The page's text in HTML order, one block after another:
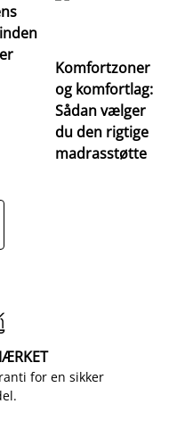
Komfortzoner
og komfortlag:
Sådan vælger
du den rigtige
madrasstøtte
for en sikker